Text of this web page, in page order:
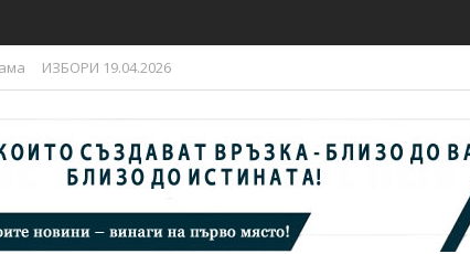
ИЗБОРИ 19.04.2026